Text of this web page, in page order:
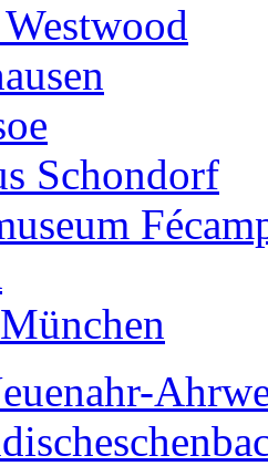
Schondorf